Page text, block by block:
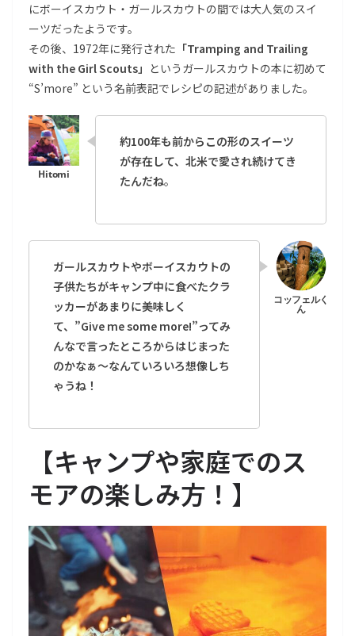
にボーイスカウト・ガールスカウトの間では大人気のスイ
ーツだったようです。
その後、1972年に発行された 「Tramping and Trailing
with the Girl Scouts」 というガールスカウトの本に初めて
“S’more” という名前表記でレシピの記述がありました。
約100年も前からこの形のスイーツ
が存在して、北米で愛され続けてき
たんだね。
ガールスカウトやボーイスカウトの
子供たちがキャンプ中に食べたクラ
ッカーがあまりに美味しく
て、”Give me some more!”ってみ
んなで言ったところからはじまった
のかなぁ〜なんていろいろ想像しち
ゃうね！
【キャンプや家庭でのス
モアの楽しみ方！ 】